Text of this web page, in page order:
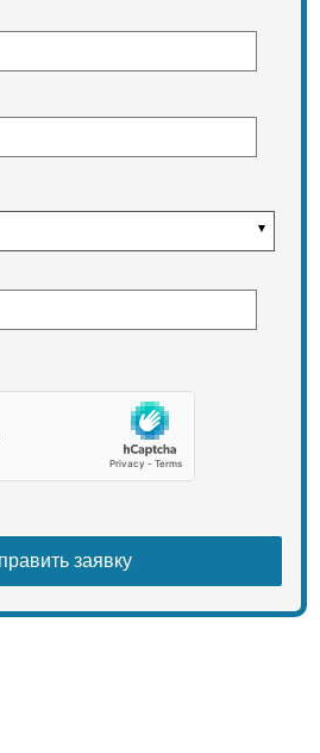
непосредственным
охлаждением
мин)
тип Электрический
передач
муфта Лицензия JCL380
3 передние &3 задние
и шина
зубчатая передача,